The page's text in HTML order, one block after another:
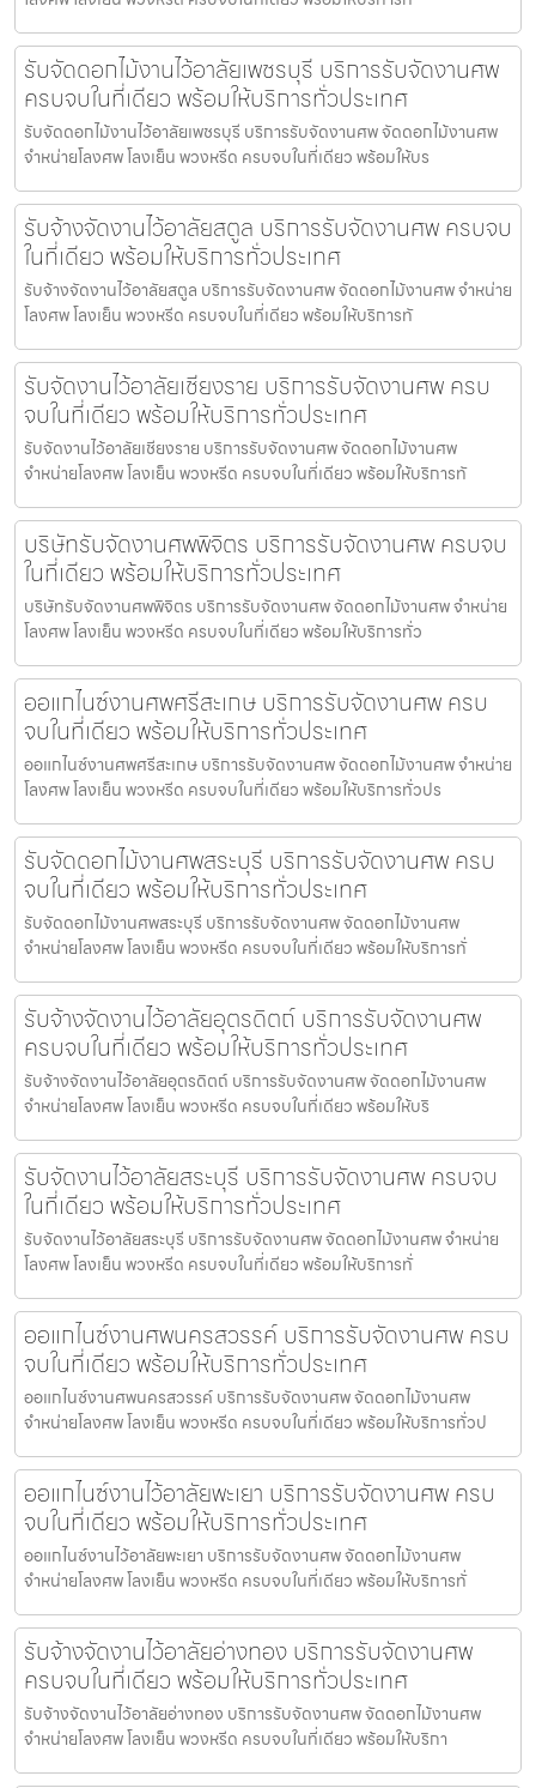
รับจัดดอกไม้งานไว้อาลัยเพชรบุรี บริการรับจัดงานศพ
ครบจบในที่เดียว พร้อมให้บริการทั่วประเทศ
รับจัดดอกไม้งานไว้อาลัยเพชรบุรี บริการรับจัดงานศพ จัดดอกไม้งานศพ
จำหน่ายโลงศพ โลงเย็น พวงหรีด ครบจบในที่เดียว พร้อมให้บร
รับจ้างจัดงานไว้อาลัยสตูล บริการรับจัดงานศพ ครบจบ
ในที่เดียว พร้อมให้บริการทั่วประเทศ
รับจ้างจัดงานไว้อาลัยสตูล บริการรับจัดงานศพ จัดดอกไม้งานศพ จำหน่าย
โลงศพ โลงเย็น พวงหรีด ครบจบในที่เดียว พร้อมให้บริการทั
รับจัดงานไว้อาลัยเชียงราย บริการรับจัดงานศพ ครบ
จบในที่เดียว พร้อมให้บริการทั่วประเทศ
รับจัดงานไว้อาลัยเชียงราย บริการรับจัดงานศพ จัดดอกไม้งานศพ
จำหน่ายโลงศพ โลงเย็น พวงหรีด ครบจบในที่เดียว พร้อมให้บริการทั
บริษัทรับจัดงานศพพิจิตร บริการรับจัดงานศพ ครบจบ
ในที่เดียว พร้อมให้บริการทั่วประเทศ
บริษัทรับจัดงานศพพิจิตร บริการรับจัดงานศพ จัดดอกไม้งานศพ จำหน่าย
โลงศพ โลงเย็น พวงหรีด ครบจบในที่เดียว พร้อมให้บริการทั่ว
ออแกไนซ์งานศพศรีสะเกษ บริการรับจัดงานศพ ครบ
จบในที่เดียว พร้อมให้บริการทั่วประเทศ
ออแกไนซ์งานศพศรีสะเกษ บริการรับจัดงานศพ จัดดอกไม้งานศพ จำหน่าย
โลงศพ โลงเย็น พวงหรีด ครบจบในที่เดียว พร้อมให้บริการทั่วปร
รับจัดดอกไม้งานศพสระบุรี บริการรับจัดงานศพ ครบ
จบในที่เดียว พร้อมให้บริการทั่วประเทศ
รับจัดดอกไม้งานศพสระบุรี บริการรับจัดงานศพ จัดดอกไม้งานศพ
จำหน่ายโลงศพ โลงเย็น พวงหรีด ครบจบในที่เดียว พร้อมให้บริการทั่
รับจ้างจัดงานไว้อาลัยอุตรดิตถ์ บริการรับจัดงานศพ
ครบจบในที่เดียว พร้อมให้บริการทั่วประเทศ
รับจ้างจัดงานไว้อาลัยอุตรดิตถ์ บริการรับจัดงานศพ จัดดอกไม้งานศพ
จำหน่ายโลงศพ โลงเย็น พวงหรีด ครบจบในที่เดียว พร้อมให้บริ
รับจัดงานไว้อาลัยสระบุรี บริการรับจัดงานศพ ครบจบ
ในที่เดียว พร้อมให้บริการทั่วประเทศ
รับจัดงานไว้อาลัยสระบุรี บริการรับจัดงานศพ จัดดอกไม้งานศพ จำหน่าย
โลงศพ โลงเย็น พวงหรีด ครบจบในที่เดียว พร้อมให้บริการทั่
ออแกไนซ์งานศพนครสวรรค์ บริการรับจัดงานศพ ครบ
จบในที่เดียว พร้อมให้บริการทั่วประเทศ
ออแกไนซ์งานศพนครสวรรค์ บริการรับจัดงานศพ จัดดอกไม้งานศพ
จำหน่ายโลงศพ โลงเย็น พวงหรีด ครบจบในที่เดียว พร้อมให้บริการทั่วป
ออแกไนซ์งานไว้อาลัยพะเยา บริการรับจัดงานศพ ครบ
จบในที่เดียว พร้อมให้บริการทั่วประเทศ
ออแกไนซ์งานไว้อาลัยพะเยา บริการรับจัดงานศพ จัดดอกไม้งานศพ
จำหน่ายโลงศพ โลงเย็น พวงหรีด ครบจบในที่เดียว พร้อมให้บริการทั่
รับจ้างจัดงานไว้อาลัยอ่างทอง บริการรับจัดงานศพ
ครบจบในที่เดียว พร้อมให้บริการทั่วประเทศ
รับจ้างจัดงานไว้อาลัยอ่างทอง บริการรับจัดงานศพ จัดดอกไม้งานศพ
จำหน่ายโลงศพ โลงเย็น พวงหรีด ครบจบในที่เดียว พร้อมให้บริกา